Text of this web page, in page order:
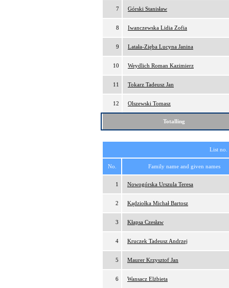
7 Górski Stanisław
8 Iwanczewska Lidia Zofia
9 Latała-Zięba Lucyna Janina
10 Weydlich Roman Kazimierz
11 Tokarz Tadeusz Jan
12 Olszewski Tomasz
Totalling
List
No. Family name and given names
1 Nowogórska Urszula Teresa
2 Kądziołka Michał Bartosz
3 Kłapsa Czesław
4 Kruczek Tadeusz Andrzej
5 Maurer Krzysztof Jan
6 Wansacz Elżbieta